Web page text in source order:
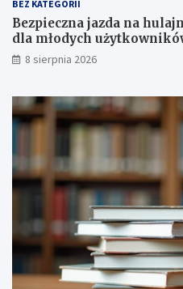
p
o
d
p
a
n
!
d
l
a
m
d
y
h
u
ż
o
n
BEZ KATEGORII
Bezpieczna jazda na
dla młodych
8 sierpnia 2026